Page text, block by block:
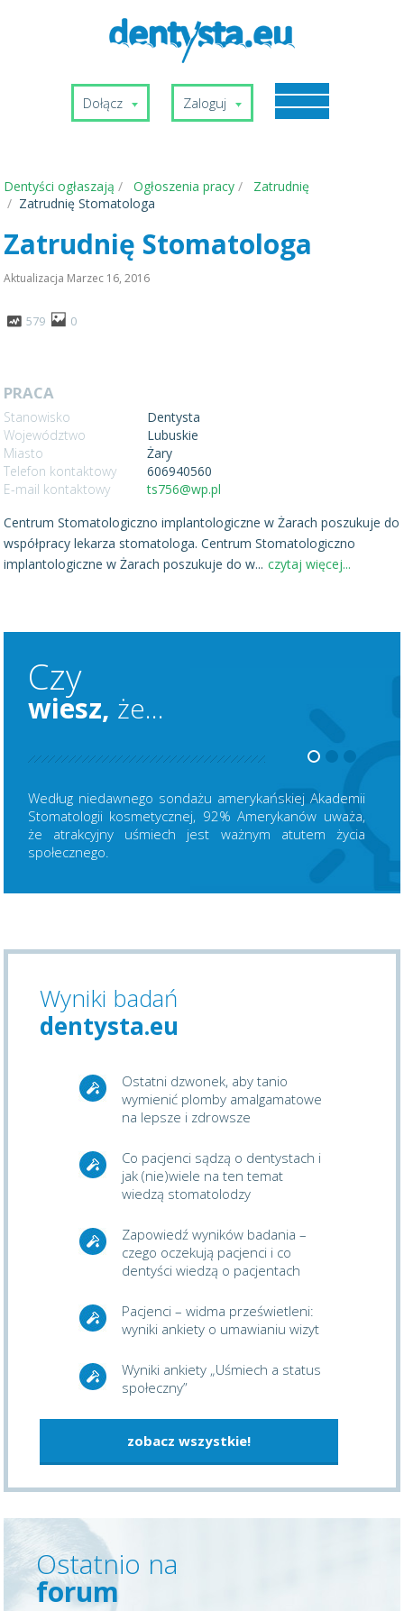
Dołącz Zaloguj
Dentyści ogłaszają Ogłoszenia pracy
Zatrudnię
Zatrudnię Stomatologa
Zatrudnię Stomatologa
Aktualizacja Marzec 16, 2016
579 0
PRACA
Stanowisko
Dentysta
Województwo
Lubuskie
Miasto
Żary
Telefon kontaktowy
606940560
E-mail kontaktowy
ts756@wp.pl
Centrum Stomatologiczno implantologiczne w Żarach poszukuje do
współpracy lekarza stomatologa. Centrum Stomatologiczno
implantologiczne w Żarach poszukuje do w... czytaj więcej...
Czy
wiesz, że...
Według niedawnego sondażu amerykańskiej Akademii
Stomatologii kosmetycznej, 92% Amerykanów uważa,
że atrakcyjny uśmiech jest ważnym atutem życia
społecznego.
Wyniki badań
dentysta.eu
Ostatni dzwonek, aby tanio
wymienić plomby amalgamatowe
na lepsze i zdrowsze
Co pacjenci sądzą o dentystach i
jak (nie)wiele na ten temat
wiedzą stomatolodzy
Zapowiedź wyników badania –
czego oczekują pacjenci i co
dentyści wiedzą o pacjentach
Pacjenci – widma prześwietleni:
wyniki ankiety o umawianiu wizyt
Wyniki ankiety „Uśmiech a status
społeczny”
zobacz wszystkie!
Ostatnio na
forum